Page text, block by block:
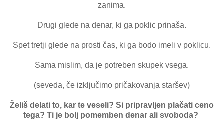
zanima.
Drugi glede na denar, ki ga poklic prinaša.
Spet tretji glede na prosti čas, ki ga bodo imeli v poklicu.
Sama mislim, da je potreben skupek vsega.
(seveda, če izključimo pričakovanja staršev)
Želiš delati to, kar te veseli? Si pripravljen plačati ceno
tega? Ti je bolj pomemben denar ali svoboda?